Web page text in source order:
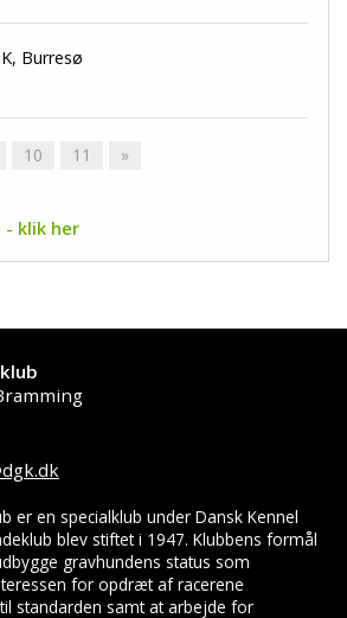
Burresø
10 11 »
- klik her
er en specialklub under Dansk Kennel
blev stiftet i 1947. Klubbens formål
gravhundens status som
for opdræt af racerene
standarden samt at arbejde for